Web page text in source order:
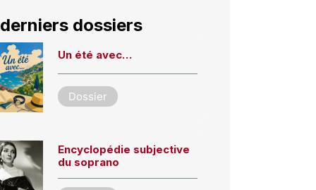
dossiers
Un été avec…
Dossier
Encyclopédie subjective
du soprano